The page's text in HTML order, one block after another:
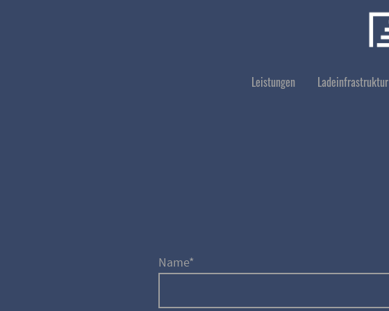
Leistungen Ladeinfrastruktur
Name*